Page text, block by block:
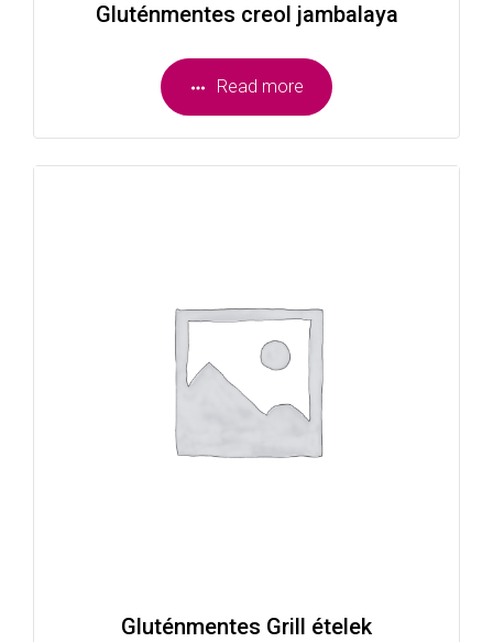
Gluténmentes creol jambalaya
Read more
Gluténmentes Grill ételek